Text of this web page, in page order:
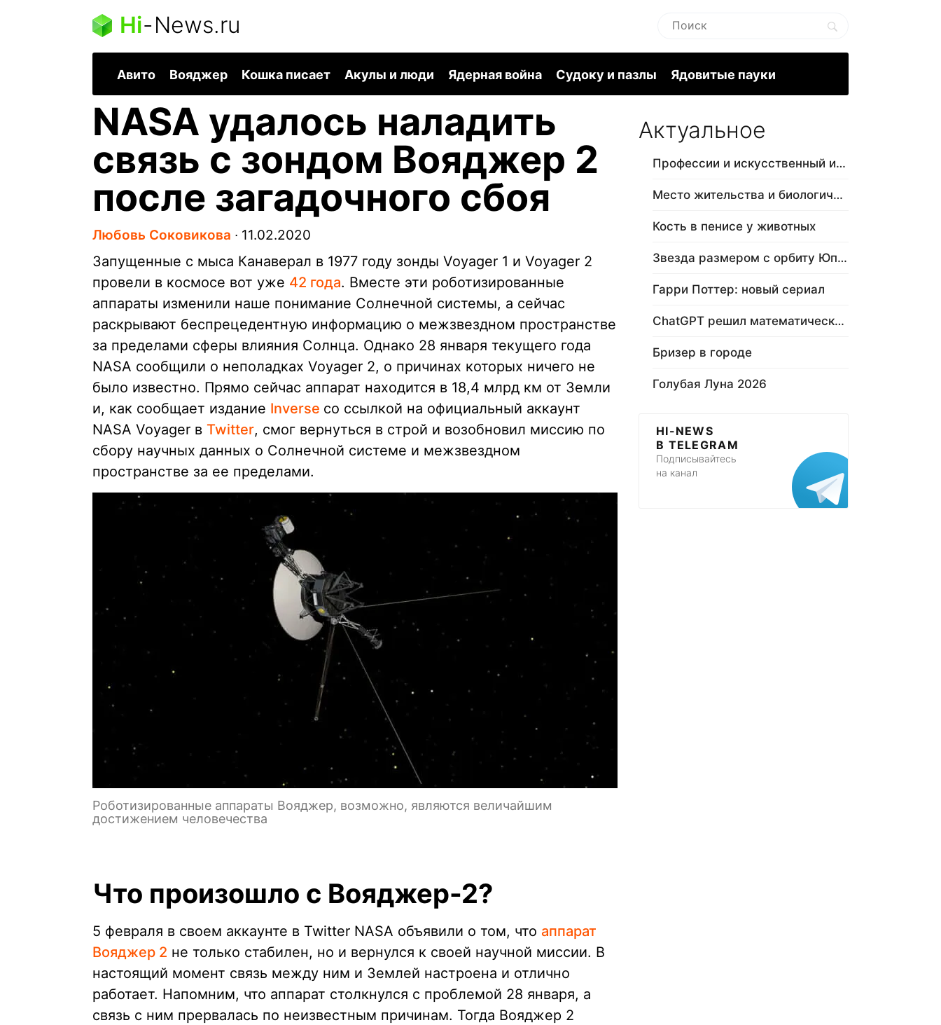
Hi-News.ru
Авито Вояджер Кошка писает Акулы и люди Ядерная война Судоку и пазлы Ядовитые пауки
NASA удалось наладить
связь с зондом Вояджер 2
после загадочного сбоя
Любовь Соковикова ∙ 11.02.2020
Запущенные с мыса Канаверал в 1977 году зонды Voyager 1 и Voyager 2
провели в космосе вот уже 42 года. Вместе эти роботизированные
аппараты изменили наше понимание Солнечной системы, а сейчас
раскрывают беспрецедентную информацию о межзвездном пространстве
за пределами сферы влияния Солнца. Однако 28 января текущего года
NASA сообщили о неполадках Voyager 2, о причинах которых ничего не
было известно. Прямо сейчас аппарат находится в 18,4 млрд км от Земли
и, как сообщает издание Inverse со ссылкой на официальный аккаунт
NASA Voyager в Twitter, смог вернуться в строй и возобновил миссию по
сбору научных данных о Солнечной системе и межзвездном
пространстве за ее пределами.
Роботизированные аппараты Вояджер, возможно, являются величайшим
достижением человечества
Что произошло с Вояджер-2?
5 февраля в своем аккаунте в Twitter NASA объявили о том, что аппарат
Вояджер 2 не только стабилен, но и вернулся к своей научной миссии. В
настоящий момент связь между ним и Землей настроена и отлично
работает. Напомним, что аппарат столкнулся с проблемой 28 января, а
связь с ним прервалась по неизвестным причинам. Тогда Вояджер 2
Актуальное
Профессии и искусственный интеллект
Место жительства и биологический в…
Кость в пенисе у животных
Звезда размером с орбиту Юпитера
Гарри Поттер: новый сериал
ChatGPT решил математическую задачу
Бризер в городе
Голубая Луна 2026
HI-NEWS
В TELEGRAM
Подписывайтесь
на канал